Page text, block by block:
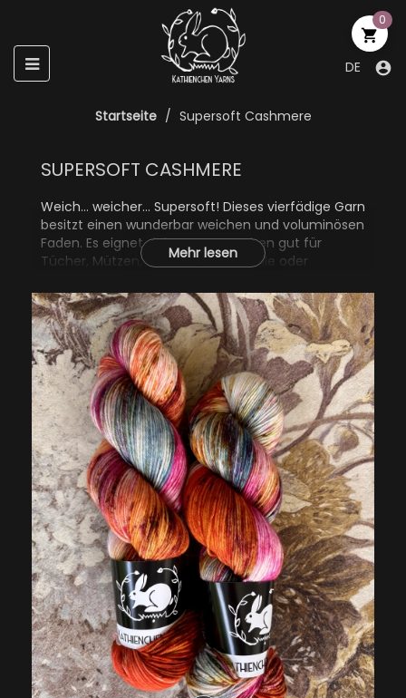
Umschalten
der
☰ 
DE
Startseite Supersoft Cashmere
SUPERSOFT CASHMERE
Weich… weicher… Supersoft! Dieses vierfädige Garn
besitzt einen wunderbar weichen und voluminösen
Faden. Es eignet sich ausgesprochen gut für
Tücher, Mützen, kuschelige Oberteile oder
80% Wolle (Merino)
10% Kashmir
10% Nylon
100g, 400m/437yd
Nadelstärke: 3mm - 4mm
Mehr lesen

0